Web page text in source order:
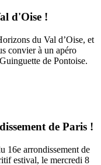
d'Oise !
du Val d’Oise, et
convier à un apéro
de Pontoise.
de Paris !
16e arrondissement de
estival, le mercredi 8